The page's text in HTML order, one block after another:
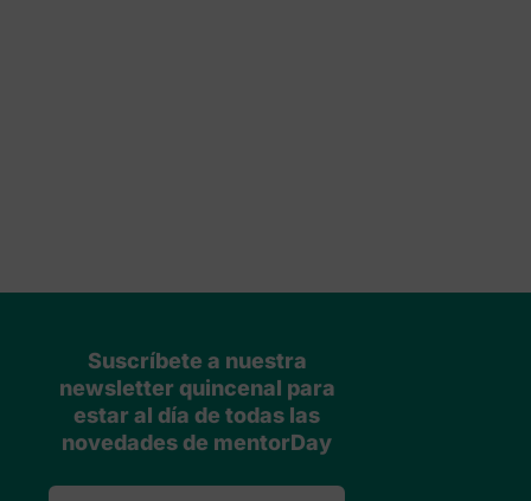
Suscríbete a nuestra
newsletter quincenal para
estar al día de todas las
novedades de mentorDay